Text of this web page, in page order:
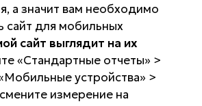
а значит вам необходимо
сайт для мобильных
сайт выглядит на их
«Стандартные отчеты» >
устройства» >
измерение на